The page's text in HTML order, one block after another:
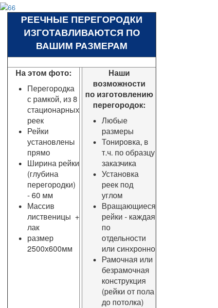
РЕЕЧНЫЕ ПЕРЕГОРОДКИ
ИЗГОТАВЛИВАЮТСЯ ПО
ВАШИМ РАЗМЕРАМ
На этом фото:
Перегородка
с рамкой, из 8
стационарных
реек
Рейки
установлены
прямо
Ширина рейки
(глубина
перегородки)
- 60 мм
Массив
лиственицы +
лак
размер
2500х600мм
Наши
возможности
по изготовлению
перегородок:
Любые
размеры
Тонировка, в
т.ч. по образцу
заказчика
Установка
реек под
углом
Вращающиеся
рейки - каждая
по
отдельности
или синхронно
Рамочная или
безрамочная
конструкция
(рейки от пола
до потолка)